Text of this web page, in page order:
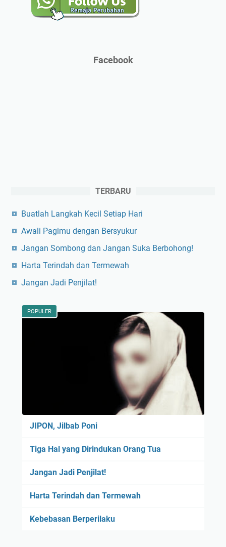
Facebook
TERBARU
Buatlah Langkah Kecil Setiap Hari
Awali Pagimu dengan Bersyukur
Jangan Sombong dan Jangan Suka Berbohong!
Harta Terindah dan Termewah
Jangan Jadi Penjilat!
POPULER
JIPON, Jilbab Poni
Tiga Hal yang Dirindukan Orang Tua
Jangan Jadi Penjilat!
Harta Terindah dan Termewah
Kebebasan Berperilaku